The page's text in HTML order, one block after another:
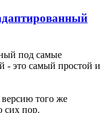
под самые
- это самый простой и
того же
сих пор.